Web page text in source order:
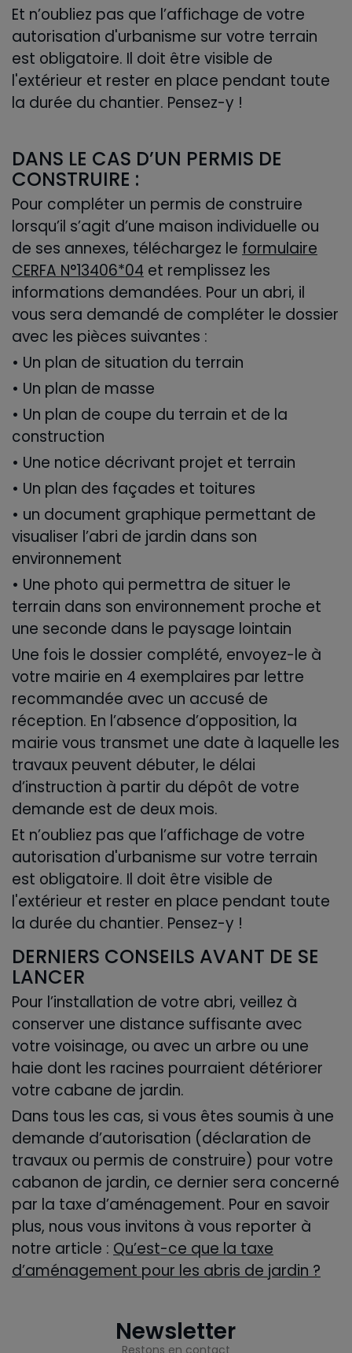
Et n’oubliez pas que l’affichage de votre
autorisation d'urbanisme sur votre terrain
est obligatoire. Il doit être visible de
l'extérieur et rester en place pendant toute
la durée du chantier. Pensez-y !
DANS LE CAS D’UN PERMIS DE
CONSTRUIRE :
Pour compléter un permis de construire
lorsqu’il s’agit d’une maison individuelle ou
de ses annexes, téléchargez le formulaire
CERFA N°13406*04 et remplissez les
informations demandées. Pour un abri, il
vous sera demandé de compléter le dossier
avec les pièces suivantes :
• Un plan de situation du terrain
• Un plan de masse
• Un plan de coupe du terrain et de la
construction
• Une notice décrivant projet et terrain
• Un plan des façades et toitures
• un document graphique permettant de
visualiser l’abri de jardin dans son
environnement
• Une photo qui permettra de situer le
terrain dans son environnement proche et
une seconde dans le paysage lointain
Une fois le dossier complété, envoyez-le à
votre mairie en 4 exemplaires par lettre
recommandée avec un accusé de
réception. En l’absence d’opposition, la
mairie vous transmet une date à laquelle les
travaux peuvent débuter, le délai
d’instruction à partir du dépôt de votre
demande est de deux mois.
Et n’oubliez pas que l’affichage de votre
autorisation d'urbanisme sur votre terrain
est obligatoire. Il doit être visible de
l'extérieur et rester en place pendant toute
la durée du chantier. Pensez-y !
DERNIERS CONSEILS AVANT DE SE
LANCER
Pour l’installation de votre abri, veillez à
conserver une distance suffisante avec
votre voisinage, ou avec un arbre ou une
haie dont les racines pourraient détériorer
votre cabane de jardin.
Dans tous les cas, si vous êtes soumis à une
demande d’autorisation (déclaration de
travaux ou permis de construire) pour votre
cabanon de jardin, ce dernier sera concerné
par la taxe d’aménagement. Pour en savoir
plus, nous vous invitons à vous reporter à
notre article : Qu’est-ce que la taxe
d’aménagement pour les abris de jardin ?
Newsletter
Restons en contact